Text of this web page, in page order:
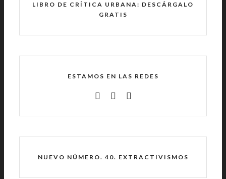
LIBRO DE CRÍTICA URBANA: DESCÁRGALO
GRATIS
ESTAMOS EN LAS REDES
NUEVO NÚMERO. 40. EXTRACTIVISMOS